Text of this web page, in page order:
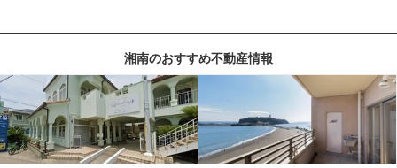
湘南のおすすめ不動産情報
記事を読む